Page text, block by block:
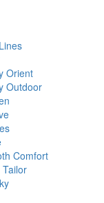
Orient
Outdoor
Comfort